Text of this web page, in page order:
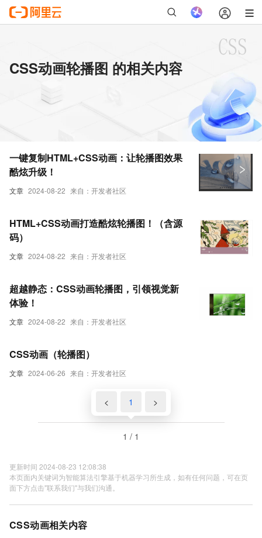
CSS动画轮播图 的相关内容
文章 2024-08-22 来自：开发者社区
一键复制HTML+CSS动画：让轮播图效果
酷炫升级！
文章 2024-08-22 来自：开发者社区
HTML+CSS动画打造酷炫轮播图！（含源
码）
文章 2024-08-22 来自：开发者社区
超越静态：CSS动画轮播图，引领视觉新
体验！
文章 2024-06-26 来自：开发者社区
CSS动画（轮播图）
< 1 >
1 / 1
更新时间 2024-08-23 12:08:38
本页面内关键词为智能算法引擎基于机器学习所生成，如有任何问题，可在页
面下方点击"联系我们"与我们沟通。
CSS动画相关内容